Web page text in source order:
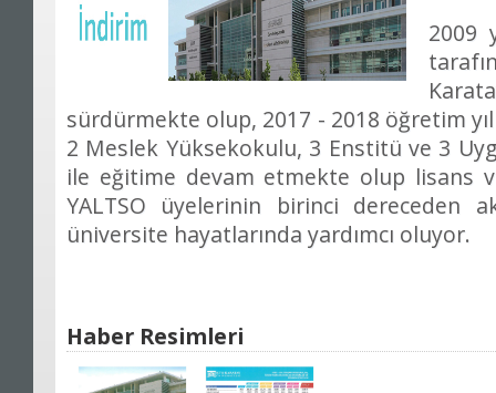
2009
sürdürmekte olup, 2017 - 2018 öğretim
2 Meslek Yüksekokulu, 3 Enstitü ve 3
ile eğitime devam etmekte olup lisans
YALTSO üyelerinin birinci dereceden
üniversite hayatlarında yardımcı oluyor.
Haber Resimleri